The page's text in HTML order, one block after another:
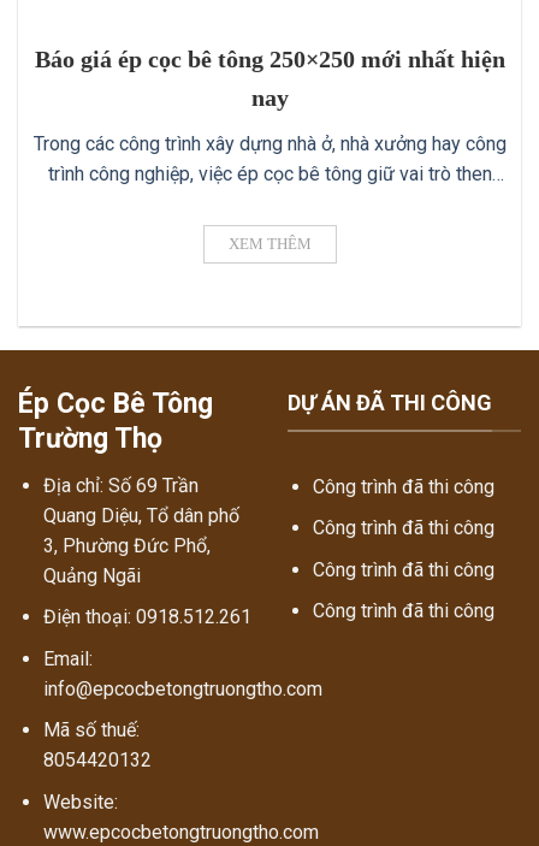
Báo giá ép cọc bê tông 250×250 mới nhất hiện
nay
Trong các công trình xây dựng nhà ở, nhà xưởng hay công
trình công nghiệp, việc ép cọc bê tông giữ vai trò then
tông kích thước 250x250mm là loại phổ biến được nhiều
chủ đầu tư lựa chọn. Vậy báo giá [...]
XEM THÊM
Ép Cọc Bê Tông
Trường Thọ
Địa chỉ: Số 69 Trần
Quang Diệu, Tổ dân phố
3, Phường Đức Phổ,
Quảng Ngãi
Điện thoại: 0918.512.261
Email:
info@epcocbetongtruongtho.com
Mã số thuế:
8054420132
Website:
www.epcocbetongtruongtho.com
DỰ ÁN ĐÃ THI CÔNG
Công trình đã thi công
Công trình đã thi công
Công trình đã thi công
Công trình đã thi công